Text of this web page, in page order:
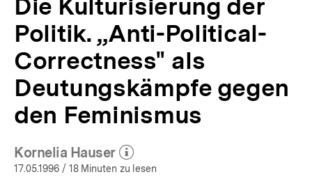
Die Kulturisierung der
Politik. „Anti-Political-
Correctness" als
Deutungskämpfe gegen
den Feminismus
Kornelia Hauser
(Mehr zum Autor)
öffnen
17.05.1996 / 18 Minuten zu lesen